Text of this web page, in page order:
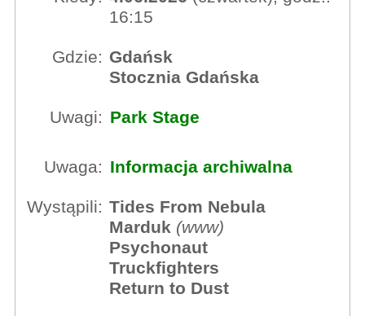
16:15
Gdzie: Gdańsk
Stocznia Gdańska
Uwagi: Park Stage
Uwaga: Informacja archiwalna
Wystąpili: Tides From Nebula
Marduk (www)
Psychonaut
Truckfighters
Return to Dust